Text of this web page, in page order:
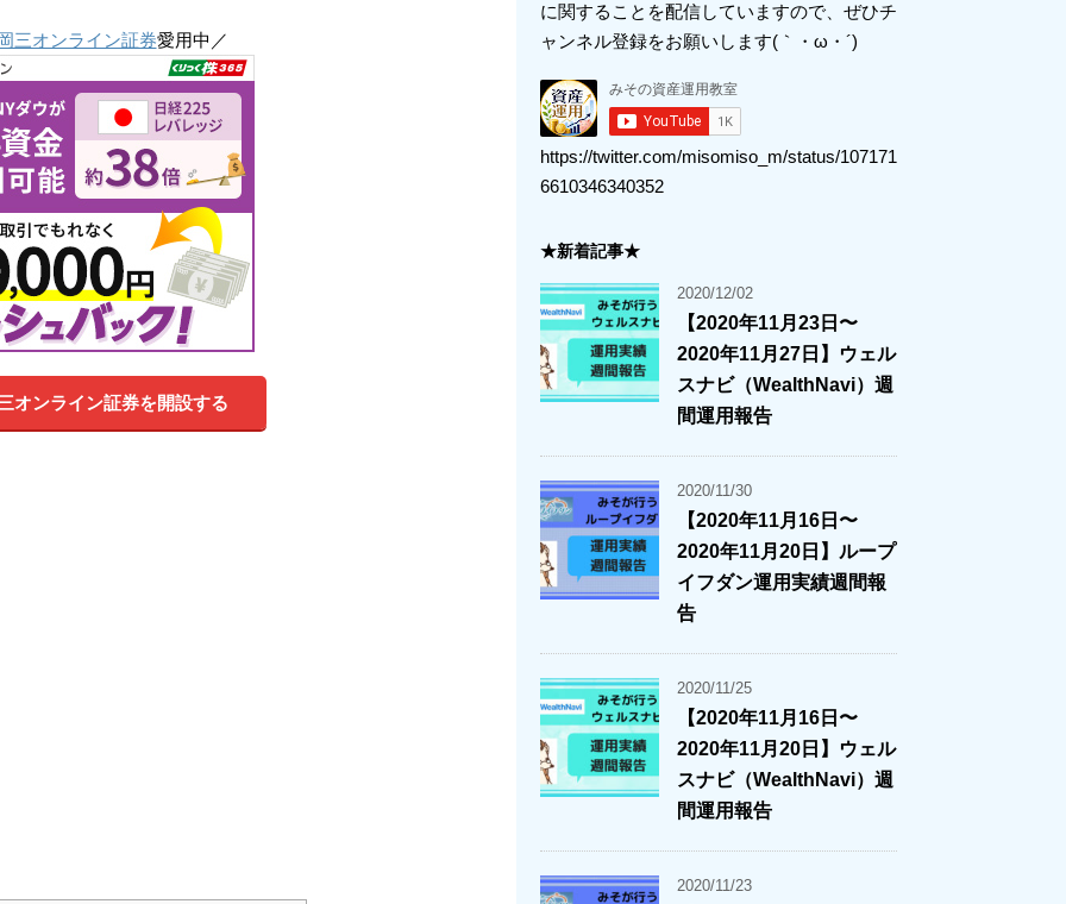
三オンライン証券愛用中／
オンライン証券を開設する
に関することを配信していますので、ぜひチ
ャンネル登録をお願いします(｀・ω・´)
https://twitter.com/misomiso_m/status/107171
6610346340352
★新着記事★
2020/12/02
【2020年11月23日〜
2020年11月27日】ウェル
スナビ（WealthNavi）週
間運用報告
2020/11/30
【2020年11月16日〜
2020年11月20日】ループ
イフダン運用実績週間報
告
2020/11/25
【2020年11月16日〜
2020年11月20日】ウェル
スナビ（WealthNavi）週
間運用報告
2020/11/23